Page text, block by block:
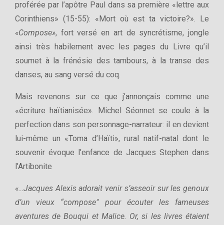
proférée par l’apôtre Paul dans sa première «lettre aux
Corinthiens» (15-55): «Mort où est ta victoire?». Le
«Compose», fort versé en art de syncrétisme, jongle
ainsi très habilement avec les pages du Livre qu’il
soumet à la frénésie des tambours, à la transe des
danses, au sang versé du coq.
Mais revenons sur ce que j’annonçais comme une
«écriture haïtianisée». Michel Séonnet se coule à la
perfection dans son personnage-narrateur: il en devient
lui-même un «Toma d’Haïti», rural natif-natal dont le
souvenir évoque l’enfance de Jacques Stephen dans
l’Artibonite
«…Jacques Alexis adorait venir s’asseoir sur les genoux
d’un vieux “compose" pour écouter les fameuses
aventures de Bouqui et Malice. Or, si les livres étaient